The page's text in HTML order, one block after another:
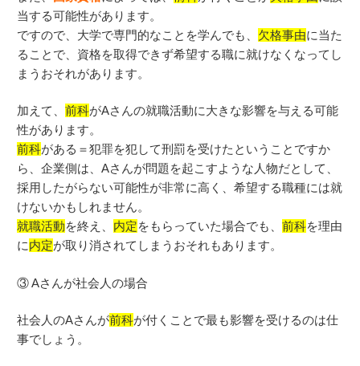
当する可能性があります。
ですので、大学で専門的なことを学んでも、 欠格事由に当た
ることで、資格を取得できず希望する職に就けなくなってし
まうおそれがあります。
加えて、前科がAさんの就職活動に大きな影響を与える可能
性があります。
前科がある＝犯罪を犯して刑罰を受けたということですか
ら、企業側は、Aさんが問題を起こすような人物だとして、
採用したがらない可能性が非常に高く、希望する職種には就
けないかもしれません。
就職活動を終え、 内定をもらっていた場合でも、前科を理由
に内定が取り消されてしまうおそれもあります。
③ Aさんが社会人の場合
社会人のAさんが前科が付くことで最も影響を受けるのは仕
事でしょう。